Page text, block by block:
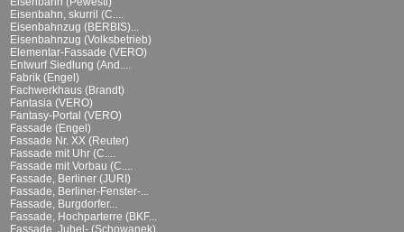
Eisenbahn, skurril (C....
Eisenbahnzug (BERBIS)...
Eisenbahnzug (Volksbetrieb)
Elementar-Fassade (VERO)
Entwurf Siedlung (And....
Fabrik (Engel)
Fachwerkhaus (Brandt)
Fantasia (VERO)
Fantasy-Portal (VERO)
Fassade (Engel)
Fassade Nr. XX (Reuter)
Fassade mit Uhr (C....
Fassade mit Vorbau (C....
Fassade, Berliner (JURI)
Fassade, Berliner-Fenster-...
Fassade, Burgdorfer...
Fassade, Hochparterre (BKF...
Fassade, Jubel- (Schowanek)